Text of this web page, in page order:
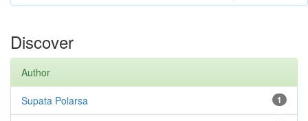
Discover
Author
1
Supata Polarsa